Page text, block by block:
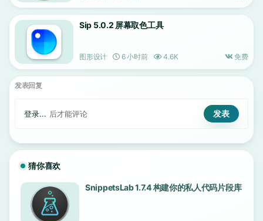
Sip 5.0.2 屏幕取色工具
图形设计 6 小时前 4.6K 免费
发表回复
登录... 后才能评论
猜你喜欢
SnippetsLab 1.7.4 构建你的私人代码片段库